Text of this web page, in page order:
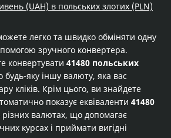
(UAH) в польських злотих (PLN)
легко та швидко обміняти одну
зручного конвертера.
конвертувати 41480 польських
будь-яку іншу валюту, яка вас
кліків. Крім цього, ви знайдете
показує еквіваленти 41480
різних валютах, що допомагає
курсах і приймати вигідні